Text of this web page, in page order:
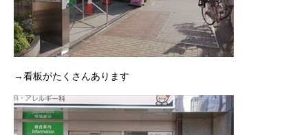
→看板がたくさんあります